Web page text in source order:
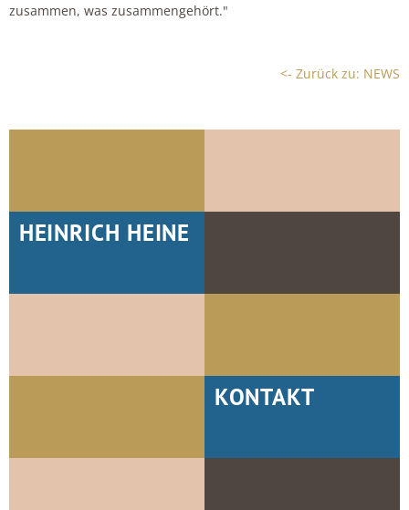
zusammen, was zusammengehört."
<- Zurück zu: NEWS
HEINRICH HEINE
KONTAKT